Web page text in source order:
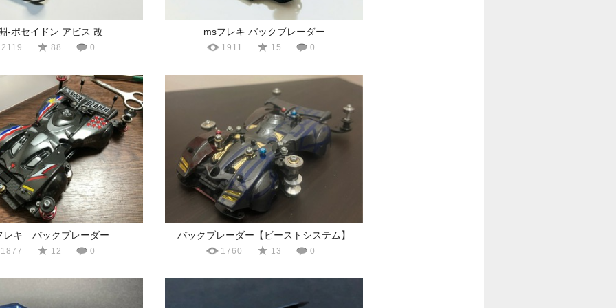
-ポセイドン アビス 改
2119 88 0
msフレキ バックブレーダー
1911 15 0
レキ バックブレーダー
1877 12 0
バックブレーダー【ビーストシステム】
1760 13 0